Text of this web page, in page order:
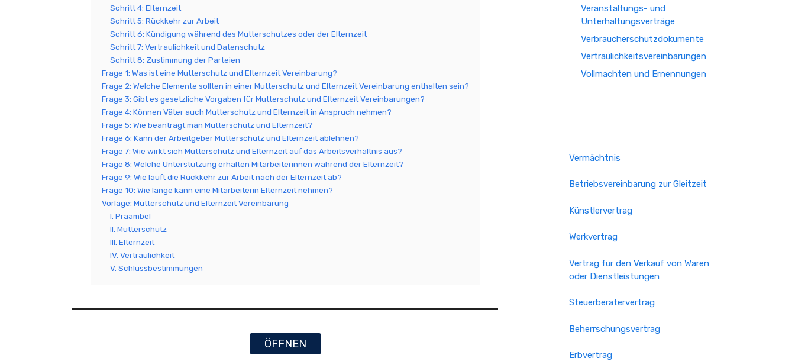
Schritt 4: Elternzeit
Schritt 5: Rückkehr zur Arbeit
Schritt 6: Kündigung während des Mutterschutzes oder der Elternzeit
Schritt 7: Vertraulichkeit und Datenschutz
Schritt 8: Zustimmung der Parteien
Frage 1: Was ist eine Mutterschutz und Elternzeit Vereinbarung?
Frage 2: Welche Elemente sollten in einer Mutterschutz und Elternzeit Vereinbarung enthalten sein?
Frage 3: Gibt es gesetzliche Vorgaben für Mutterschutz und Elternzeit Vereinbarungen?
Frage 4: Können Väter auch Mutterschutz und Elternzeit in Anspruch nehmen?
Frage 5: Wie beantragt man Mutterschutz und Elternzeit?
Frage 6: Kann der Arbeitgeber Mutterschutz und Elternzeit ablehnen?
Frage 7: Wie wirkt sich Mutterschutz und Elternzeit auf das Arbeitsverhältnis aus?
Frage 8: Welche Unterstützung erhalten Mitarbeiterinnen während der Elternzeit?
Frage 9: Wie läuft die Rückkehr zur Arbeit nach der Elternzeit ab?
Frage 10: Wie lange kann eine Mitarbeiterin Elternzeit nehmen?
Vorlage: Mutterschutz und Elternzeit Vereinbarung
I. Präambel
II. Mutterschutz
III. Elternzeit
IV. Vertraulichkeit
V. Schlussbestimmungen
ÖFFNEN
Veranstaltungs- und
Unterhaltungsverträge
Verbraucherschutzdokumente
Vertraulichkeitsvereinbarungen
Vollmachten und Ernennungen
Vermächtnis
Betriebsvereinbarung zur Gleitzeit
Künstlervertrag
Werkvertrag
Vertrag für den Verkauf von Waren
oder Dienstleistungen
Steuerberatervertrag
Beherrschungsvertrag
Erbvertrag